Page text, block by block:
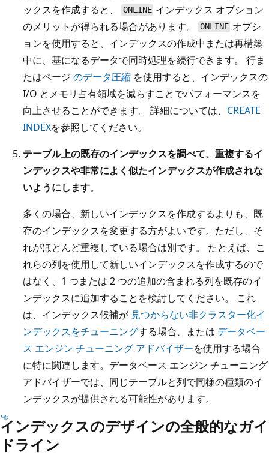
ックスを作成すると、
ONLINE インデックス オプション
のメリットが得られる場合があります。
ONLINE オプシ
ョンを使用すると、インデックスの作成中または再構築
中に、基になるデータで同時処理を続行できます。 行ま
たはページ のデータ圧縮 を使用すると、インデックスの
I/O とメモリ占有領域を減らすことでパフォーマンスを
向上させることができます。 詳細については、 CREATE
INDEXを参照してください。
テーブル上の既存のインデックスを調べて、重複するイ
ンデックスや非常によく似たインデックスが作成されな
いようにします。
多くの場合、新しいインデックスを作成するよりも、既
存のインデックスを変更する方がよいです。ただし、そ
れがほとんど重複している場合は別です。 たとえば、こ
れらの列を使用して新しいインデックスを作成するので
はなく、1 つまたは 2 つの追加の含まれる列を既存のイ
ンデックスに追加することを検討してください。 これ
は、インデックス候補が 見つからない非クラスター化イ
ンデックスをチューニングする場合、または データベー
ス エンジン チューニング アドバイザーを使用する場合
に特に関連します。データベース エンジン チューニング
アドバイザーでは、同じテーブルと列で同様の種類のイ
ンデックスが提供される可能性があります。
インデックスのデザインの全般的なガイ
ドライン